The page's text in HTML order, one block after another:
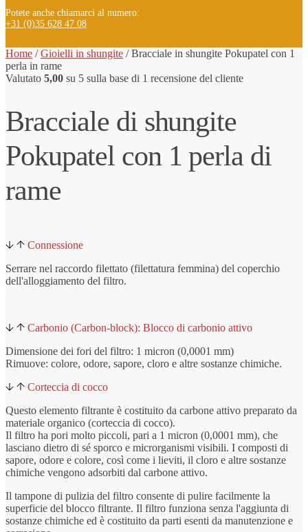
Potete anche chiamarci al numero:
+31 (0)35 628 47 08
Home /Gioielli in shungite /Bracciale in shungite Pokupatel con 1
perla in rame
Valutato 5,00 su 5 sulla base di 1 recensione del cliente
Bracciale di shungite
Pokupatel con 1 perla di
rame
Connessione
Serrare nel raccordo filettato (filettatura femmina) del coperchio
dell'alloggiamento del filtro.
Carbonio (Carbon-block): Blocco di carbonio attivo
Dimensione dei fori del filtro: 1 micron (0,0001 mm)
Rimuove: colore, odore, sapore, cloro e altre sostanze chimiche.
Corteccia di cocco
Questo elemento filtrante è costituito da carbone attivo preparato da
materiale organico (corteccia di cocco).
Il filtro ha pori molto piccoli, pari a 1 micron (0,0001 mm), che
lasciano dietro di sé sporco e microrganismi visibili. I composti di
sapore, odore e colore, così come i lieviti, il cloro e altre sostanze
chimiche vengono adsorbiti dal carbone attivo.
Il tampone di pulizia del filtro consente di pulire facilmente la
superficie del blocco filtrante. Il filtro funziona senza l'aggiunta di
sostanze chimiche ed è costituito da parti esenti da manutenzione e